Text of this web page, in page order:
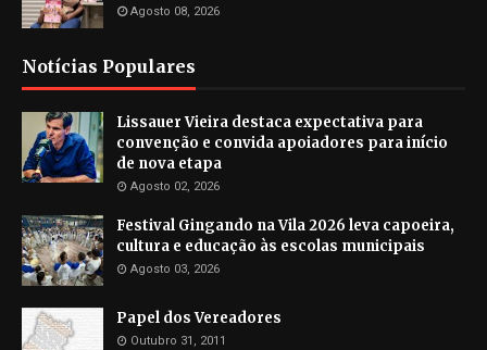
Agosto 08, 2026
Notícias Populares
Lissauer Vieira destaca expectativa para
convenção e convida apoiadores para início
de nova etapa
Agosto 02, 2026
Festival Gingando na Vila 2026 leva capoeira,
cultura e educação às escolas municipais
Agosto 03, 2026
Papel dos Vereadores
Outubro 31, 2011